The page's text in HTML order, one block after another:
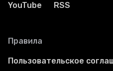
YouTube RSS
Правила
Пользовательское